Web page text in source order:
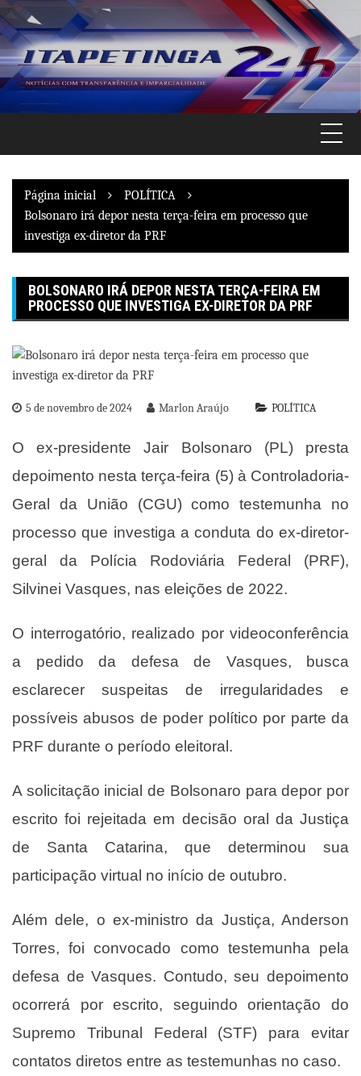
Pular
para
o
conteúdo
Página inicial
POLÍTICA
Bolsonaro irá depor nesta terça-feira em processo que
investiga ex-diretor da PRF
BOLSONARO IRÁ DEPOR NESTA TERÇA-FEIRA EM
PROCESSO QUE INVESTIGA EX-DIRETOR DA PRF
5 de novembro de 2024 Marlon Araújo POLÍTICA
O ex-presidente Jair Bolsonaro (PL) presta
depoimento nesta terça-feira (5) à Controladoria-
Geral da União (CGU) como testemunha no
processo que investiga a conduta do ex-diretor-
geral da Polícia Rodoviária Federal (PRF),
Silvinei Vasques, nas eleições de 2022.
O interrogatório, realizado por videoconferência
a pedido da defesa de Vasques, busca
esclarecer suspeitas de irregularidades e
possíveis abusos de poder político por parte da
PRF durante o período eleitoral.
A solicitação inicial de Bolsonaro para depor por
escrito foi rejeitada em decisão oral da Justiça
de Santa Catarina, que determinou sua
participação virtual no início de outubro.
Além dele, o ex-ministro da Justiça, Anderson
Torres, foi convocado como testemunha pela
defesa de Vasques. Contudo, seu depoimento
ocorrerá por escrito, seguindo orientação do
Supremo Tribunal Federal (STF) para evitar
contatos diretos entre as testemunhas no caso.